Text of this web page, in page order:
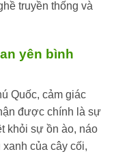
truyền thống và
yên bình
Quốc, cảm giác
được chính là sự
khỏi sự ồn ào, náo
của cây cối,